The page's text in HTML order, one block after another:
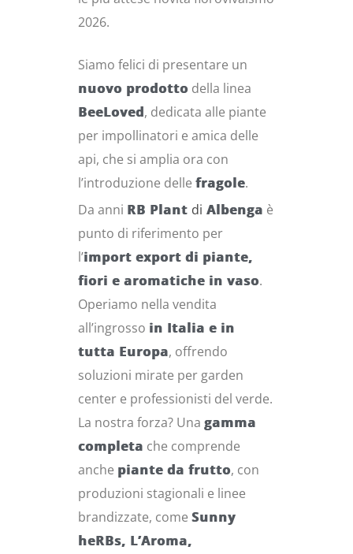
2026.
Siamo felici di presentare un
nuovo prodotto della linea
BeeLoved, dedicata alle piante
per impollinatori e amica delle
api, che si amplia ora con
l’introduzione delle fragole.
Da anni RB Plant di Albenga è
punto di riferimento per
l’import export di piante,
fiori e aromatiche in vaso.
Operiamo nella vendita
all’ingrosso in Italia e in
tutta Europa, offrendo
soluzioni mirate per garden
center e professionisti del verde.
La nostra forza? Una gamma
completa che comprende
anche piante da frutto, con
produzioni stagionali e linee
brandizzate, come Sunny
heRBs, L’Aroma,